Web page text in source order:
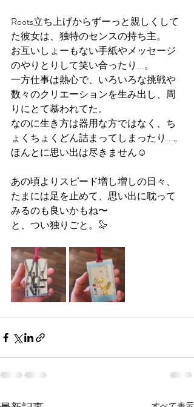
Roots立ち上げからずーっと親しくして
た彼女は、独特のセンスの持ち主。
お互いしょーもない手紙やメッセージ
のやりとりして笑い合ったり...。
一方仕事は熱心で、いろいろな挑戦や
数々のクリエーションを生み出し、周
りにとて慕われてた。
なのに生き方は器用な方ではなく、ち
ょくちょくどん詰まってしまったり...。
ほんとに思い出は尽きません☺️
あの頃よりスピード増し増しの日々、
たまには足を止めて、思い出に耽って
みるのも良いかもね〜
と、つい独りごと。🦭